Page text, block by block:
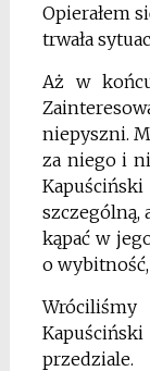
Opierałem
trwała
Aż w
niepyszni.
za niego i
szczególną,
kąpać w
o